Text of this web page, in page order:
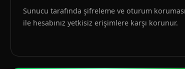
Sunucu tarafında şifreleme ve oturum koruması
ile hesabınız yetkisiz erişimlere karşı korunur.